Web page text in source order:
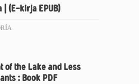
| (E-kirja EPUB)
of the Lake and Less
: Book PDF